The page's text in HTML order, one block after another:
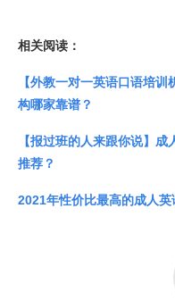
相关阅读：
【外教一对一英语口语培
构哪家靠谱？
【报过班的人来跟你说】
推荐？
2021年性价比最高的成人